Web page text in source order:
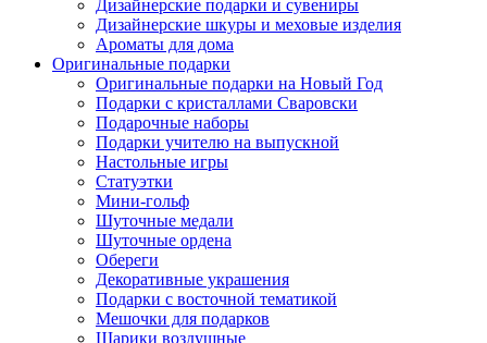
Дизайнерские подарки и сувениры
Дизайнерские шкуры и меховые изделия
Ароматы для дома
Оригинальные подарки
Оригинальные подарки на Новый Год
Подарки с кристаллами Сваровски
Подарочные наборы
Подарки учителю на выпускной
Настольные игры
Статуэтки
Мини-гольф
Шуточные медали
Шуточные ордена
Обереги
Декоративные украшения
Подарки с восточной тематикой
Мешочки для подарков
Шарики воздушные